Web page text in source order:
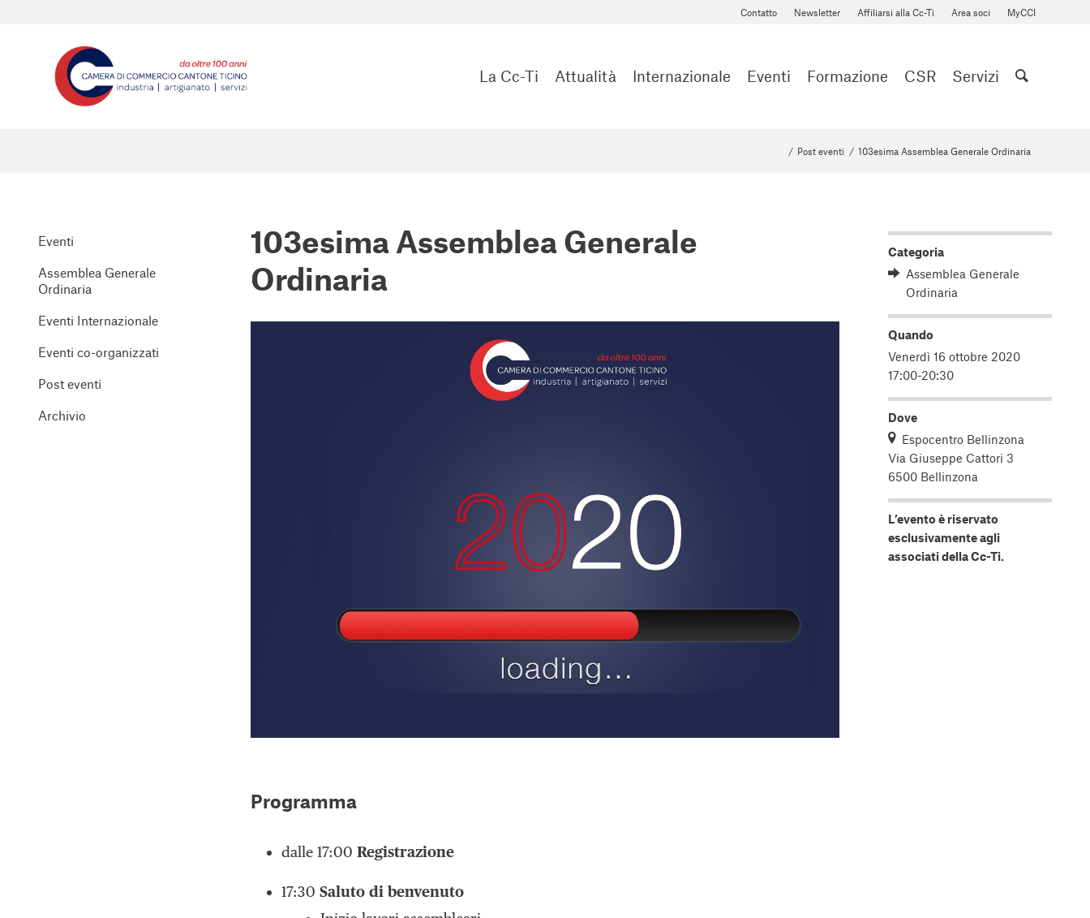
Contatto Newsletter Affiliarsi alla Cc-Ti Area soci MyCCI
La Cc-Ti Attualità Internazionale Eventi Formazione CSR Servizi
/ Post eventi / 103esima Assemblea Generale Ordinaria
Eventi
Assemblea Generale
Ordinaria
Eventi Internazionale
Eventi co-organizzati
Post eventi
Archivio
103esima Assemblea Generale
Ordinaria
Programma
dalle 17:00 Registrazione
17:30 Saluto di benvenuto
Categoria
Assemblea Generale
Ordinaria
Quando
Venerdì 16 ottobre 2020
17:00-20:30
Dove
Espocentro Bellinzona
Via Giuseppe Cattori 3
6500 Bellinzona
L’evento è riservato
esclusivamente agli
associati della Cc-Ti.